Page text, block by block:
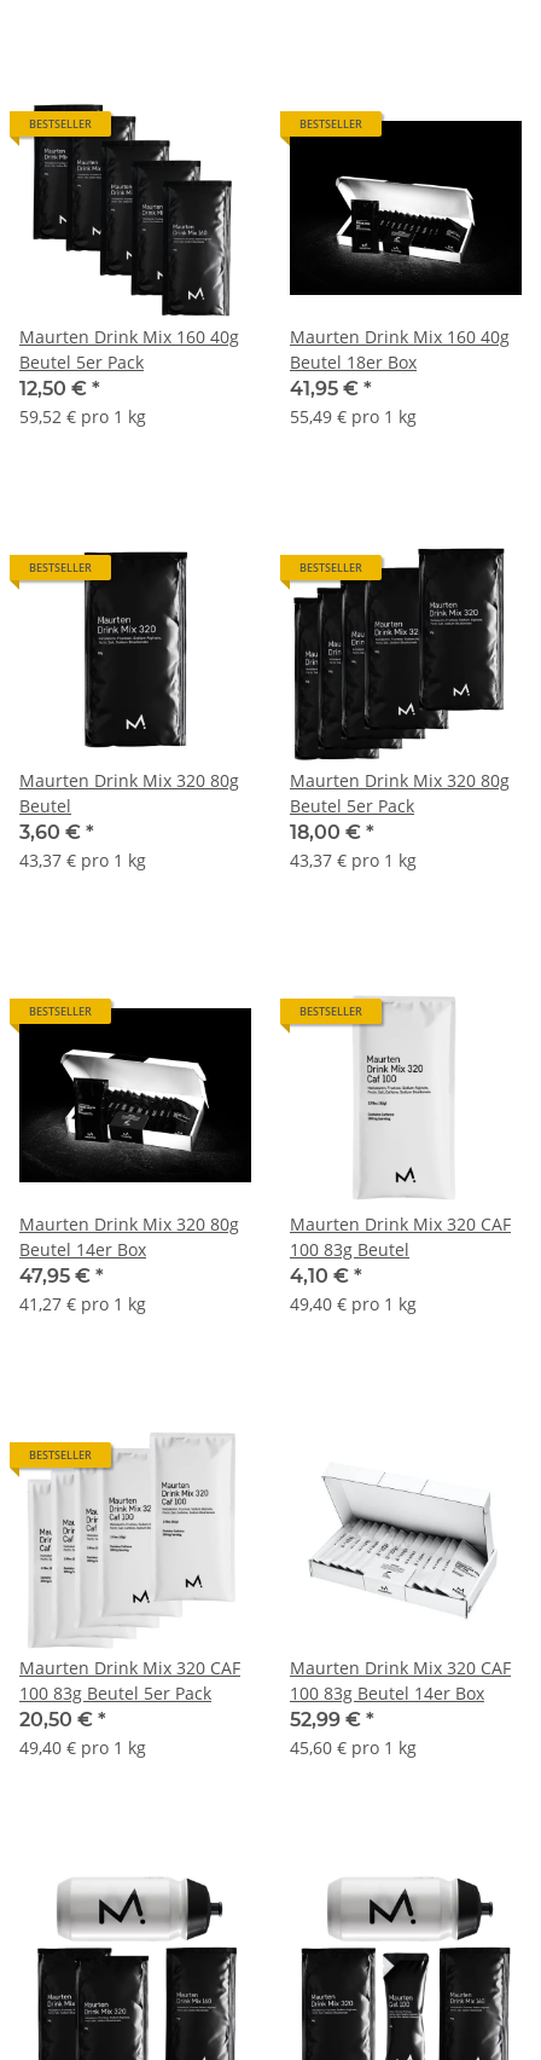
BESTSELLER
Maurten Drink Mix 160 40g
Beutel 5er Pack
12,50 € *
59,52 € pro 1 kg
BESTSELLER
Maurten Drink Mix 160 40g
Beutel 18er Box
41,95 € *
55,49 € pro 1 kg
BESTSELLER
Maurten Drink Mix 320 80g
Beutel
3,60 € *
43,37 € pro 1 kg
BESTSELLER
Maurten Drink Mix 320 80g
Beutel 5er Pack
18,00 € *
43,37 € pro 1 kg
BESTSELLER
Maurten Drink Mix 320 80g
Beutel 14er Box
47,95 € *
41,27 € pro 1 kg
BESTSELLER
Maurten Drink Mix 320 CAF
100 83g Beutel
4,10 € *
49,40 € pro 1 kg
BESTSELLER
Maurten Drink Mix 320 CAF
100 83g Beutel 5er Pack
20,50 € *
49,40 € pro 1 kg
Maurten Drink Mix 320 CAF
100 83g Beutel 14er Box
52,99 € *
45,60 € pro 1 kg